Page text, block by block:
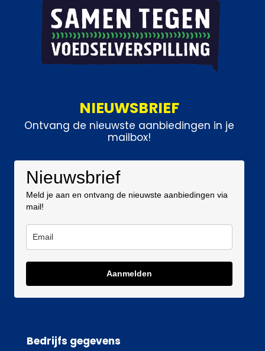
NIEUWSBRIEF
Ontvang de nieuwste aanbiedingen in je
mailbox!
Nieuwsbrief
Meld je aan en ontvang de nieuwste aanbiedingen via
mail!
Aanmelden
Bedrijfs gegevens